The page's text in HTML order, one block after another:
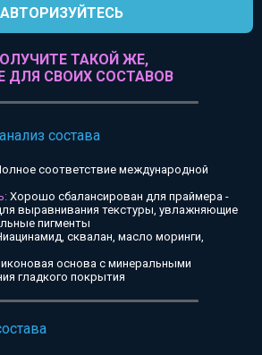
АВТОРИЗУЙТЕСЬ
ТАКОЙ ЖЕ,
ДЛЯ СВОИХ СОСТАВОВ
состава
соответствие международной
Хорошо сбалансирован для праймера -
выравнивания текстуры, увлажняющие
пигменты
сквалан, масло моринги,
основа с минеральными
гладкого покрытия